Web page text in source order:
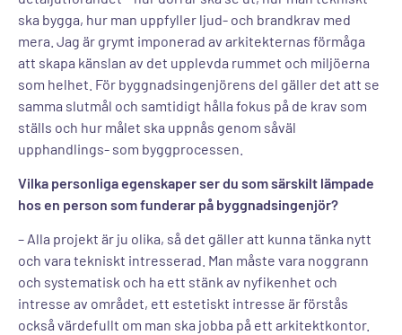
ska bygga, hur man uppfyller ljud- och brandkrav med
mera. Jag är grymt imponerad av arkitekternas förmåga
att skapa känslan av det upplevda rummet och miljöerna
som helhet. För byggnadsingenjörens del gäller det att se
samma slutmål och samtidigt hålla fokus på de krav som
ställs och hur målet ska uppnås genom såväl
upphandlings- som byggprocessen.
Vilka personliga egenskaper ser du som särskilt lämpade
hos en person som funderar på byggnadsingenjör?
– Alla projekt är ju olika, så det gäller att kunna tänka nytt
och vara tekniskt intresserad. Man måste vara noggrann
och systematisk och ha ett stänk av nyfikenhet och
intresse av området, ett estetiskt intresse är förstås
också värdefullt om man ska jobba på ett arkitektkontor.